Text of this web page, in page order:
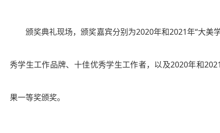
颁奖典礼现场，颁奖嘉宾分别为2020年和2021年“大美
秀学生工作品牌、十佳优秀学生工作者，以及2020年和
果一等奖颁奖。